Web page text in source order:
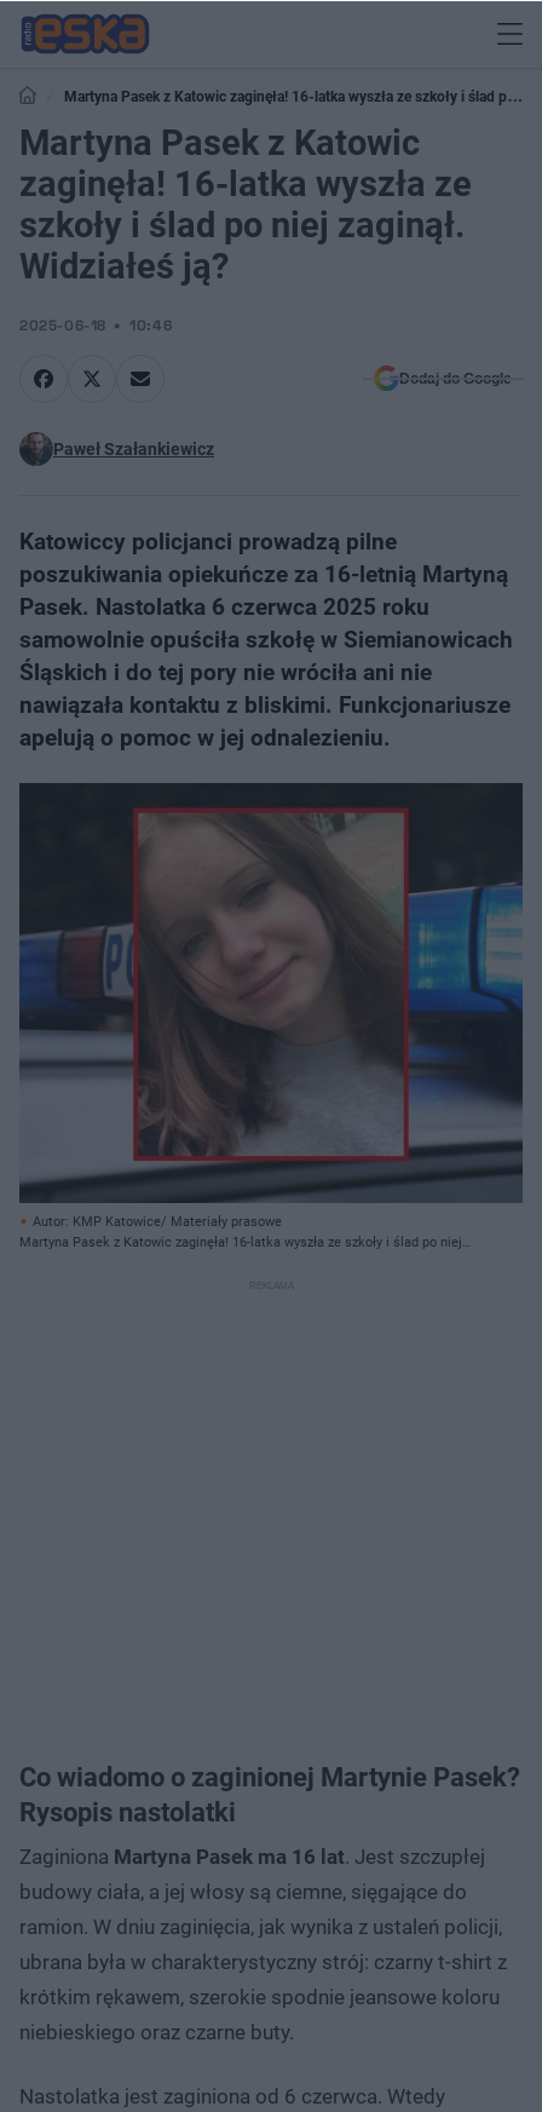
Martyna Pasek z Katowic zaginęła! 16-latka wyszła ze szkoły i ślad po
niej zaginął. Widziałeś ją?
Martyna Pasek z Katowic
zaginęła! 16-latka wyszła ze
szkoły i ślad po niej zaginął.
Widziałeś ją?
2025-06-18 10:46
Dodaj do Google
Paweł Szałankiewicz
Katowiccy policjanci prowadzą pilne
poszukiwania opiekuńcze za 16-letnią Martyną
Pasek. Nastolatka 6 czerwca 2025 roku
samowolnie opuściła szkołę w Siemianowicach
Śląskich i do tej pory nie wróciła ani nie
nawiązała kontaktu z bliskimi. Funkcjonariusze
apelują o pomoc w jej odnalezieniu.
Autor: KMP Katowice/ Materiały prasowe
Martyna Pasek z Katowic zaginęła! 16-latka wyszła ze szkoły i ślad po niej
Co wiadomo o zaginionej Martynie Pasek?
Rysopis nastolatki
Zaginiona Martyna Pasek ma 16 lat. Jest szczupłej
budowy ciała, a jej włosy są ciemne, sięgające do
ramion. W dniu zaginięcia, jak wynika z ustaleń policji,
ubrana była w charakterystyczny strój: czarny t-shirt z
krótkim rękawem, szerokie spodnie jeansowe koloru
niebieskiego oraz czarne buty.
Nastolatka jest zaginiona od 6 czerwca. Wtedy